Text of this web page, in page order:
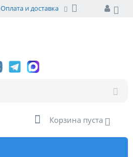
Оплата и доставка
Корзина пуста